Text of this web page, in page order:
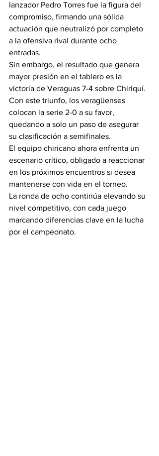
lanzador Pedro Torres fue la figura del
compromiso, firmando una sólida
actuación que neutralizó por completo
a la ofensiva rival durante ocho
entradas.
Sin embargo, el resultado que genera
mayor presión en el tablero es la
victoria de Veraguas 7-4 sobre Chiriquí.
Con este triunfo, los veragüenses
colocan la serie 2-0 a su favor,
quedando a solo un paso de asegurar
su clasificación a semifinales.
El equipo chiricano ahora enfrenta un
escenario crítico, obligado a reaccionar
en los próximos encuentros si desea
mantenerse con vida en el torneo.
La ronda de ocho continúa elevando su
nivel competitivo, con cada juego
marcando diferencias clave en la lucha
por el campeonato.